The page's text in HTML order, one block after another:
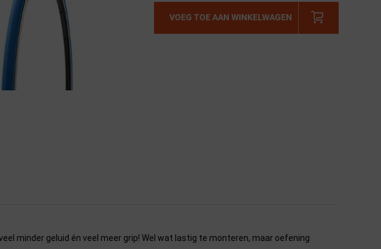
VOEG TOE AAN WINKELWAGEN
minder geluid én veel meer grip! Wel wat lastig te monteren, maar oefening